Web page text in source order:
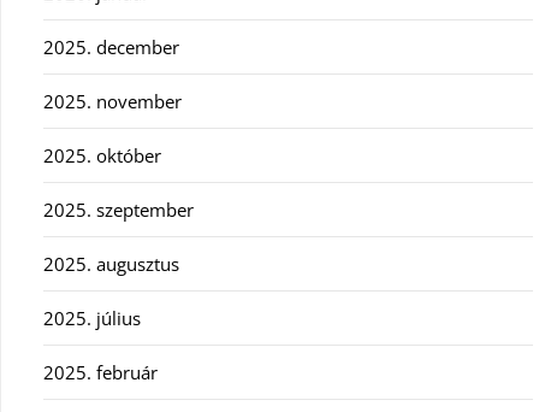
2025. december
2025. november
2025. október
2025. szeptember
2025. augusztus
2025. július
2025. február